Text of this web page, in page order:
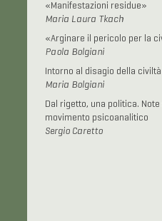
«Manifestazioni residue»
Maria Laura Tkach
«Arginare il pericolo per la
Paola Bolgiani
Intorno al disagio della civiltà
Maria Bolgiani
Dal rigetto, una politica.
movimento psicoanalitico
Sergio Caretto